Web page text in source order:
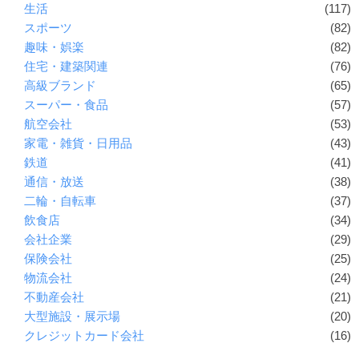
生活
(117)
スポーツ
(82)
趣味・娯楽
(82)
住宅・建築関連
(76)
高級ブランド
(65)
スーパー・食品
(57)
航空会社
(53)
家電・雑貨・日用品
(43)
鉄道
(41)
通信・放送
(38)
二輪・自転車
(37)
飲食店
(34)
会社企業
(29)
保険会社
(25)
物流会社
(24)
不動産会社
(21)
大型施設・展示場
(20)
クレジットカード会社
(16)